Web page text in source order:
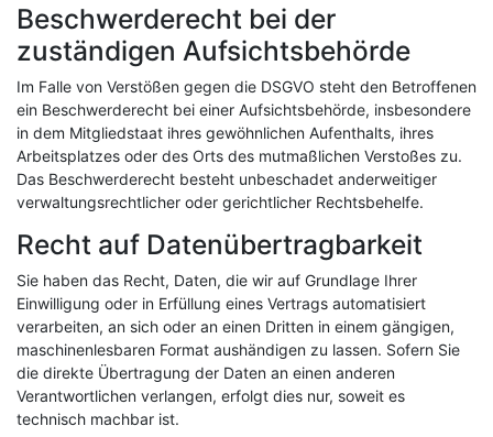
Beschwerderecht bei der
zuständigen Aufsichtsbehörde
Im Falle von Verstößen gegen die DSGVO steht den Betroffenen
ein Beschwerderecht bei einer Aufsichtsbehörde, insbesondere
in dem Mitgliedstaat ihres gewöhnlichen Aufenthalts, ihres
Arbeitsplatzes oder des Orts des mutmaßlichen Verstoßes zu.
Das Beschwerderecht besteht unbeschadet anderweitiger
verwaltungsrechtlicher oder gerichtlicher Rechtsbehelfe.
Recht auf Datenübertragbarkeit
Sie haben das Recht, Daten, die wir auf Grundlage Ihrer
Einwilligung oder in Erfüllung eines Vertrags automatisiert
verarbeiten, an sich oder an einen Dritten in einem gängigen,
maschinenlesbaren Format aushändigen zu lassen. Sofern Sie
die direkte Übertragung der Daten an einen anderen
Verantwortlichen verlangen, erfolgt dies nur, soweit es
technisch machbar ist.